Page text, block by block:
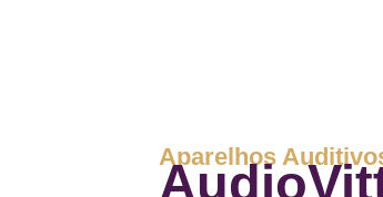
Aparelhos